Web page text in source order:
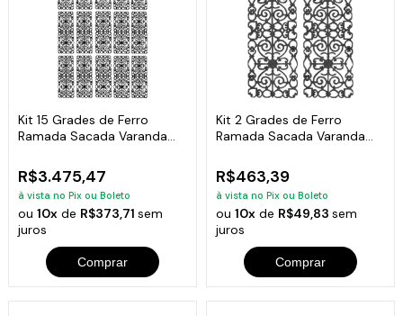
Kit 15 Grades de Ferro
Ramada Sacada Varanda
R$3.475,47
à vista no Pix ou Boleto
ou10x de R$373,71sem
juros
Comprar
Kit 2 Grades de Ferro
Ramada Sacada Varanda
R$463,39
à vista no Pix ou Boleto
ou 10xde R$49,83 sem
juros
Comprar